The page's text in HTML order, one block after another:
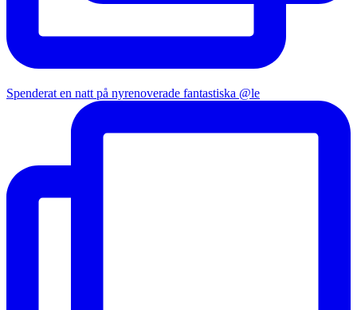
Spenderat en natt på nyrenoverade fantastiska @le